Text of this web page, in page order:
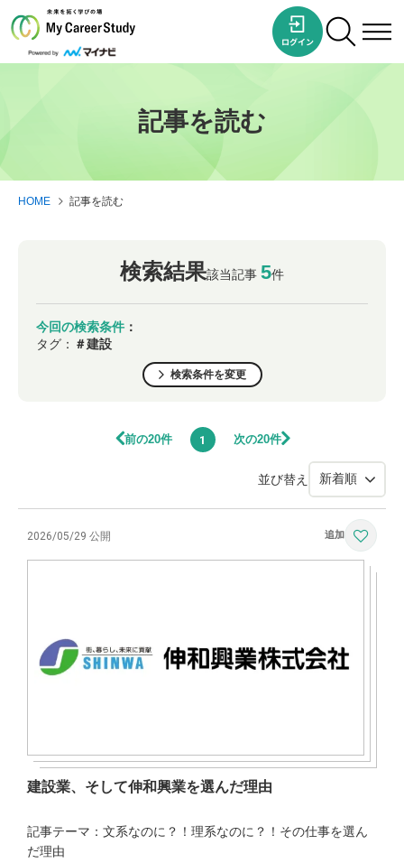
記事を読む
HOME 記事を読む
検索結果該当記事 5件
今回の検索条件 ：
タグ： ＃建設
検索条件を変更
前の20件 1 次の20件
並び替え
2026/05/29 公開
建設業、そして伸和興業を選んだ理由
記事テーマ：文系なのに？！理系なのに？！その仕事を選ん
だ理由